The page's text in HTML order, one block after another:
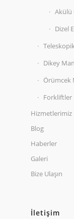
Akülü
Dizel
Dikey
Örümcek
Forkliftler
Hizmetlerimiz
Blog
Haberler
Galeri
Bize Ulaşın
İletişim